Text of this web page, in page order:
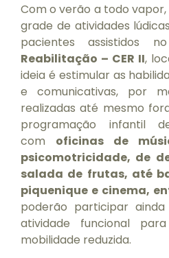
Com o verão a todo
grade de atividades
pacientes assistidos
Reabilitação – CER II,
ideia é estimular as
e comunicativas, por
realizadas até mesmo
programação infantil
com oficinas de
psicomotricidade, de
salada de frutas, até
piquenique e cinema,
poderão participar
atividade funcional
mobilidade reduzida.